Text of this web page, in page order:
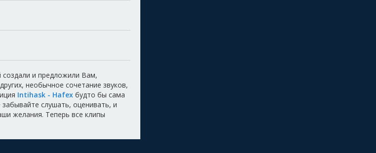
создали и предложили Вам,
необычное сочетание звуков,
Intihask - Hafex будто бы сама
слушать, оценивать, и
желания. Теперь все клипы